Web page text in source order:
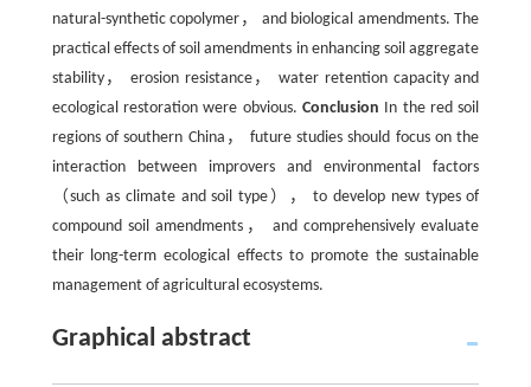
natural-synthetic copolymer， and biological amendments. The
practical effects of soil amendments in enhancing soil aggregate
stability， erosion resistance， water retention capacity and
ecological restoration were obvious. Conclusion In the red soil
regions of southern China， future studies should focus on the
interaction between improvers and environmental factors
（such as climate and soil type）， to develop new types of
compound soil amendments， and comprehensively evaluate
their long-term ecological effects to promote the sustainable
management of agricultural ecosystems.
Graphical abstract